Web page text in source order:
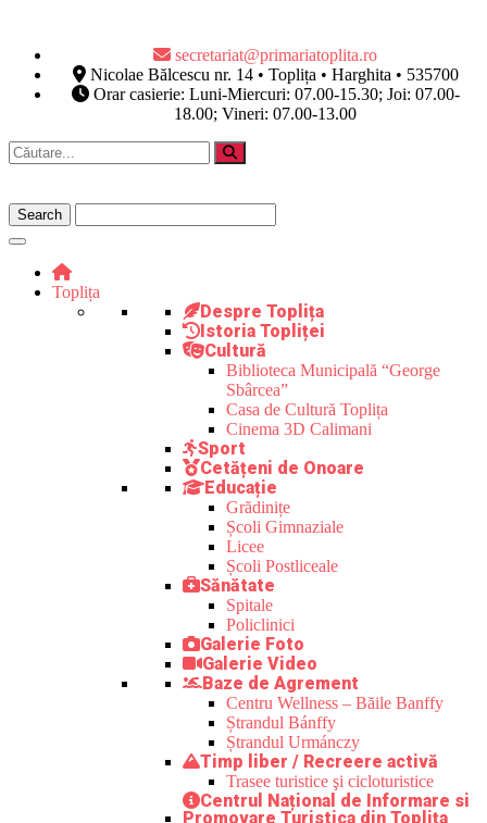
secretariat@primariatoplita.ro
Nicolae Bălcescu nr. 14 • Toplița • Harghita • 535700
Orar casierie: Luni-Miercuri: 07.00-15.30; Joi: 07.00-
18.00; Vineri: 07.00-13.00
Toplița
Despre Toplița
Istoria Topliței
Cultură
Biblioteca Municipală “George
Sbârcea”
Casa de Cultură Toplița
Cinema 3D Calimani
Sport
Cetățeni de Onoare
Educație
Grădinițe
Școli Gimnaziale
Licee
Școli Postliceale
Sănătate
Spitale
Policlinici
Galerie Foto
Galerie Video
Baze de Agrement
Centru Wellness – Băile Banffy
Ștrandul Bánffy
Ștrandul Urmánczy
Timp liber / Recreere activă
Trasee turistice şi cicloturistice
Centrul Național de Informare si
Promovare Turistica din Toplița